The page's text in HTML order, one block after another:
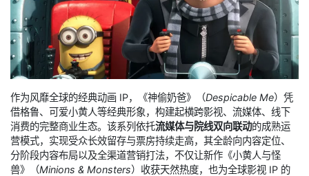
作为风靡全球的经典动画 IP，《神偷奶爸》（Despicable Me）凭
借格鲁、可爱小黄人等经典形象，构建起横跨影视、流媒体、线下
消费的完整商业生态。该系列依托流媒体与院线双向联动的成熟运
营模式，实现受众长效留存与票房持续走高，其全龄向内容定位、
分阶段内容布局以及全渠道营销打法，不仅让新作《小黄人与怪
兽》（Minions & Monsters）收获天然热度，也为全球影视 IP 的